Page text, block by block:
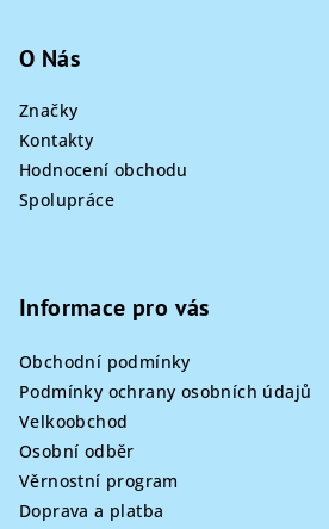
O Nás
Značky
Kontakty
Hodnocení obchodu
Spolupráce
Informace pro vás
Obchodní podmínky
Podmínky ochrany osobních údajů
Velkoobchod
Osobní odběr
Věrnostní program
Doprava a platba